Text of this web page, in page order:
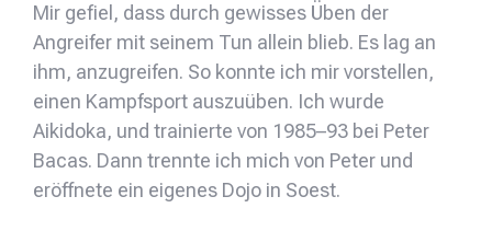
Mir gefiel, dass durch gewisses Üben der
Angreifer mit seinem Tun allein blieb. Es lag an
ihm, anzugreifen. So konnte ich mir vorstellen,
einen Kampfsport auszuüben. Ich wurde
Aikidoka, und trainierte von 1985–93 bei Peter
Bacas. Dann trennte ich mich von Peter und
eröffnete ein eigenes Dojo in Soest.